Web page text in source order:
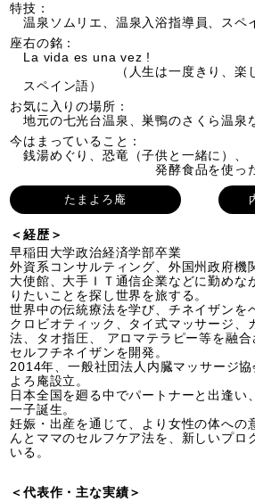
特技：
温泉ソムリエ、温泉入浴指導員、スペ
座右の銘：
La vida es una vez !
（人生は一度きり、楽しま
スペイン語）
お気に入りの場所：
地元の七光台温泉、巣鴨のさくら温泉
今はまっていること：
銭湯めぐり、恐竜（子供と一緒に）、
発酵食品を使ったお
たまよろ庵
＜経歴＞
早稲田大学政治経済学部卒業
外資系コンサルティング、外国州政府機
大使館、大手ＩＴ通信企業などに勤めな
りたいことを探し世界を旅する。
世界中の伝統療法を学び、チネイザンを
クロビオティック、タイ式マッサージ、
法、タオ指圧、 アロマテラピー等を融
セルフチネイザンを開発。
2014年、一般社団法人内臓マッサージ協
よろ庵設立。
日本全国を廻る中でパートナーと出逢い
一子誕生。
妊娠・出産を通じて、より女性の体への
んとママのセルフケア法を、新しいプロ
いる。
＜代表作・主な実績＞